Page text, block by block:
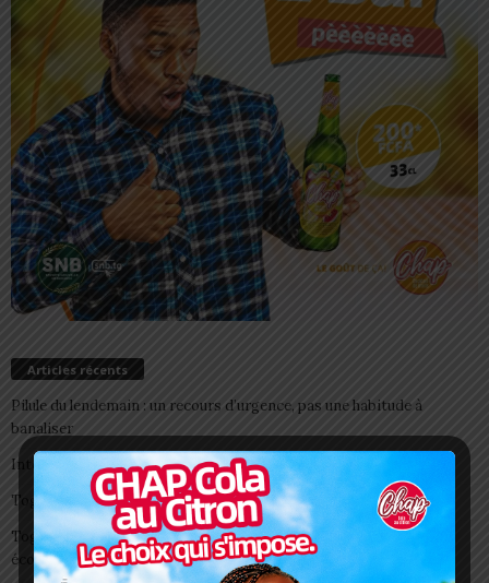
Articles récents
Pilule du lendemain : un recours d’urgence, pas une habitude à
banaliser
Interclubs CAF: ASCK et ASKO face à deux gros morceaux
Togo/ Boissons énergisantes: l’État tire la sonnette d’alarme
Togo/ Rentrée scolaire 2026-2027: consultez la liste officielle des
écoles autorisées